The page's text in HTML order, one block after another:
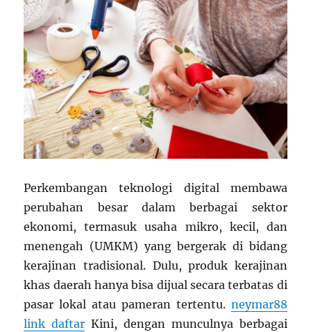
Perkembangan teknologi digital membawa
perubahan besar dalam berbagai sektor
ekonomi, termasuk usaha mikro, kecil, dan
menengah (UMKM) yang bergerak di bidang
kerajinan tradisional. Dulu, produk kerajinan
khas daerah hanya bisa dijual secara terbatas di
pasar lokal atau pameran tertentu. neymar88
link daftar Kini, dengan munculnya berbagai